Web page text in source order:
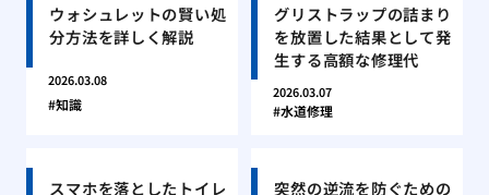
ウォシュレットの賢い処
分方法を詳しく解説
2026.03.08
知識
グリストラップの詰まり
を放置した結果として発
生する高額な修理代
2026.03.07
水道修理
スマホを落としたトイレ
突然の逆流を防ぐための